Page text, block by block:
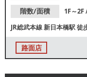
階数/面積
1F～2F
JR総武本線新日本橋駅徒
路面店